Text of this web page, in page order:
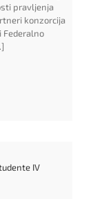
pravljenja
konzorcija
Federalno
IV